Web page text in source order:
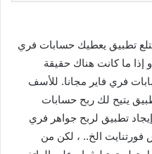
تطبيق يعطيك حسابات فري
إذا ما كانت هناك حقيقة
فري فاير مجانا. للأسف
يتيح لك ربح حسابات
تطبيق لربح جواهر فري
فورتنايت الخ.. ، لكن من